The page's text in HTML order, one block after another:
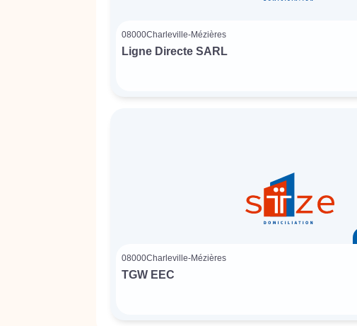
08000Charleville-Mézières
Ligne Directe SARL
08000Charleville-Mézières
TGW EEC